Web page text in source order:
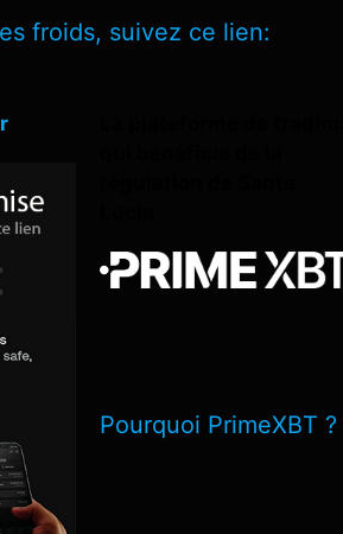
froids, suivez ce lien:
Pourquoi PrimeXBT ?